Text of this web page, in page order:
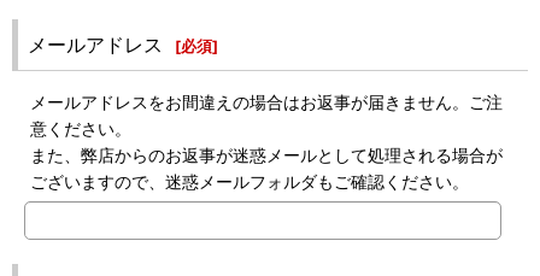
メールアドレス [必須]
メールアドレスをお間違えの場合はお返事が届きません。ご注
意ください。
また、弊店からのお返事が迷惑メールとして処理される場合が
ございますので、迷惑メールフォルダもご確認ください。